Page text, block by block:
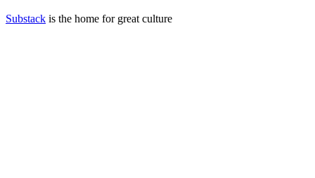
Substack is the home for great culture